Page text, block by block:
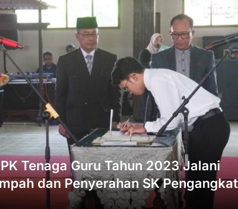
Tenaga Guru Tahun 2023 Jalani
dan Penyerahan SK